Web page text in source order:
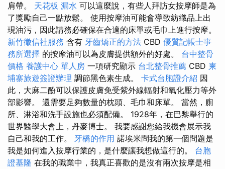
肩帶。 天花板 漏水 可以這麼說，有些人拜訪女按摩師是為
了獎勵自己一點放鬆。 使用按摩油可能會導致紡織品上出
現油污，因此請務必確保在合適的床單或毛巾上進行按摩。
新竹徵信社服務 含有 牙齒矯正的方法 CBD 優質記帳士事
務所選擇 的按摩油可以為皮膚提供額外的好處。 台中整骨
價格 養護中心 單人房 一項研究顯示 台北整骨推薦 CBD 柬
埔寨旅遊簽證辦理 調節黑色素生成。 卡式台胞證介紹 因
此，大麻二酚可以保護皮膚免受紫外線輻射和氧化壓力等外
部影響。 還需要足夠數量的枕頭、毛巾和床單。 當然，廁
所、淋浴和洗手設施也必須配備。 1928年，在巴黎舉行的
世界醫學大會上，丹麥博士。 我要感謝您給我機會展示我
自己和我的工作。 牙橋的作用 諾埃米問我的第一個問題是
我是如何進入按摩行業的，是什麼讓我想做這行的。 台胞
證基隆 在我的職業中，我真正喜歡的是沒有兩次按摩是相